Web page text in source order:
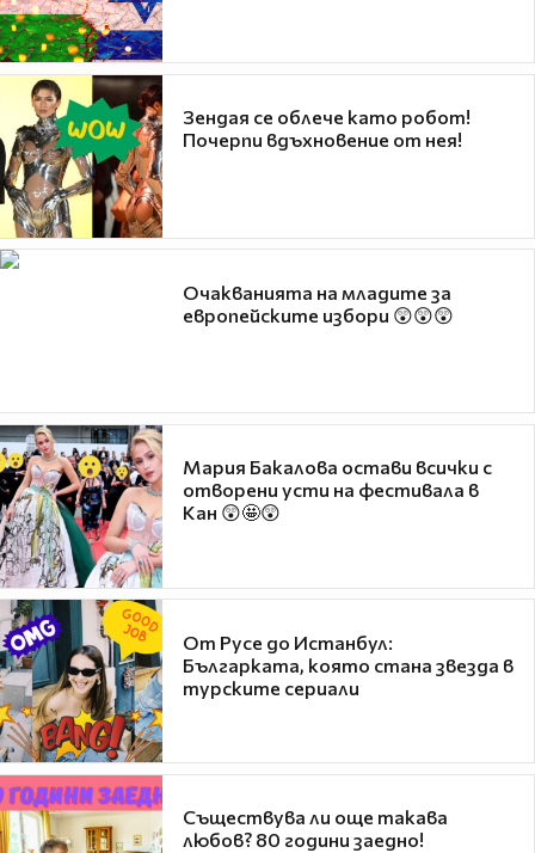
Зендая се облече като робот!
Почерпи вдъхновение от нея!
Очакванията на младите за
европейските избори 😲😲😲
Мария Бакалова остави всички с
отворени усти на фестивала в
Кан 😲🤩😲
От Русе до Истанбул:
Българката, която стана звезда в
турските сериали
Съществува ли още такава
любов? 80 години заедно!